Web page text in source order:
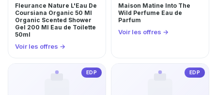
Fleurance Nature L'Eau De
Coursiana Organic 50 Ml
Organic Scented Shower
Gel 200 Ml Eau de Toilette
50ml
Voir les offres →
Maison Matine Into The
Wild Perfume Eau de
Parfum
Voir les offres →
EDP EDP